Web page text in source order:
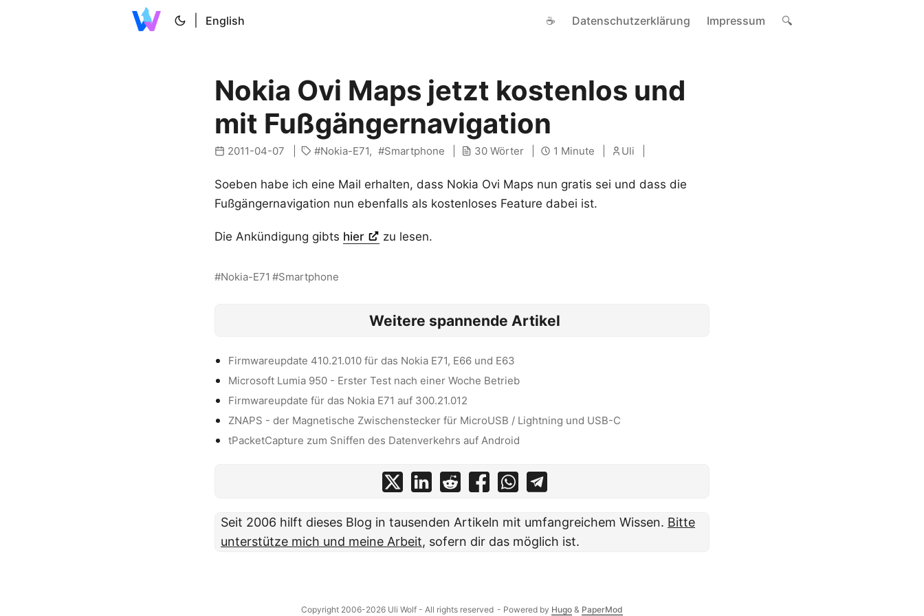
English ☕ Datenschutzerklärung Impressum 🔍
Nokia Ovi Maps jetzt kostenlos und
mit Fußgängernavigation
2011-04-07 Nokia-E71 Smartphone 30 Wörter 1 Minute Uli
Soeben habe ich eine Mail erhalten, dass Nokia Ovi Maps nun gratis sei und dass die
Fußgängernavigation nun ebenfalls als kostenloses Feature dabei ist.
Die Ankündigung gibts hier zu lesen.
Nokia-E71 Smartphone
Weitere spannende Artikel
Firmwareupdate 410.21.010 für das Nokia E71, E66 und E63
Microsoft Lumia 950 - Erster Test nach einer Woche Betrieb
Firmwareupdate für das Nokia E71 auf 300.21.012
ZNAPS - der Magnetische Zwischenstecker für MicroUSB / Lightning und USB-C
tPacketCapture zum Sniffen des Datenverkehrs auf Android
Seit 2006 hilft dieses Blog in tausenden Artikeln mit umfangreichem Wissen. Bitte
unterstütze mich und meine Arbeit, sofern dir das möglich ist.
Copyright 2006-2026 Uli Wolf - All rights reserved - Powered by Hugo & PaperMod